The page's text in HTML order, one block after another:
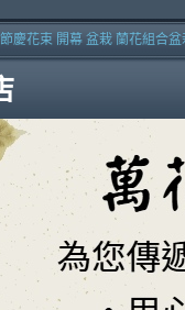
慶花束 開幕 盆栽 蘭花組合